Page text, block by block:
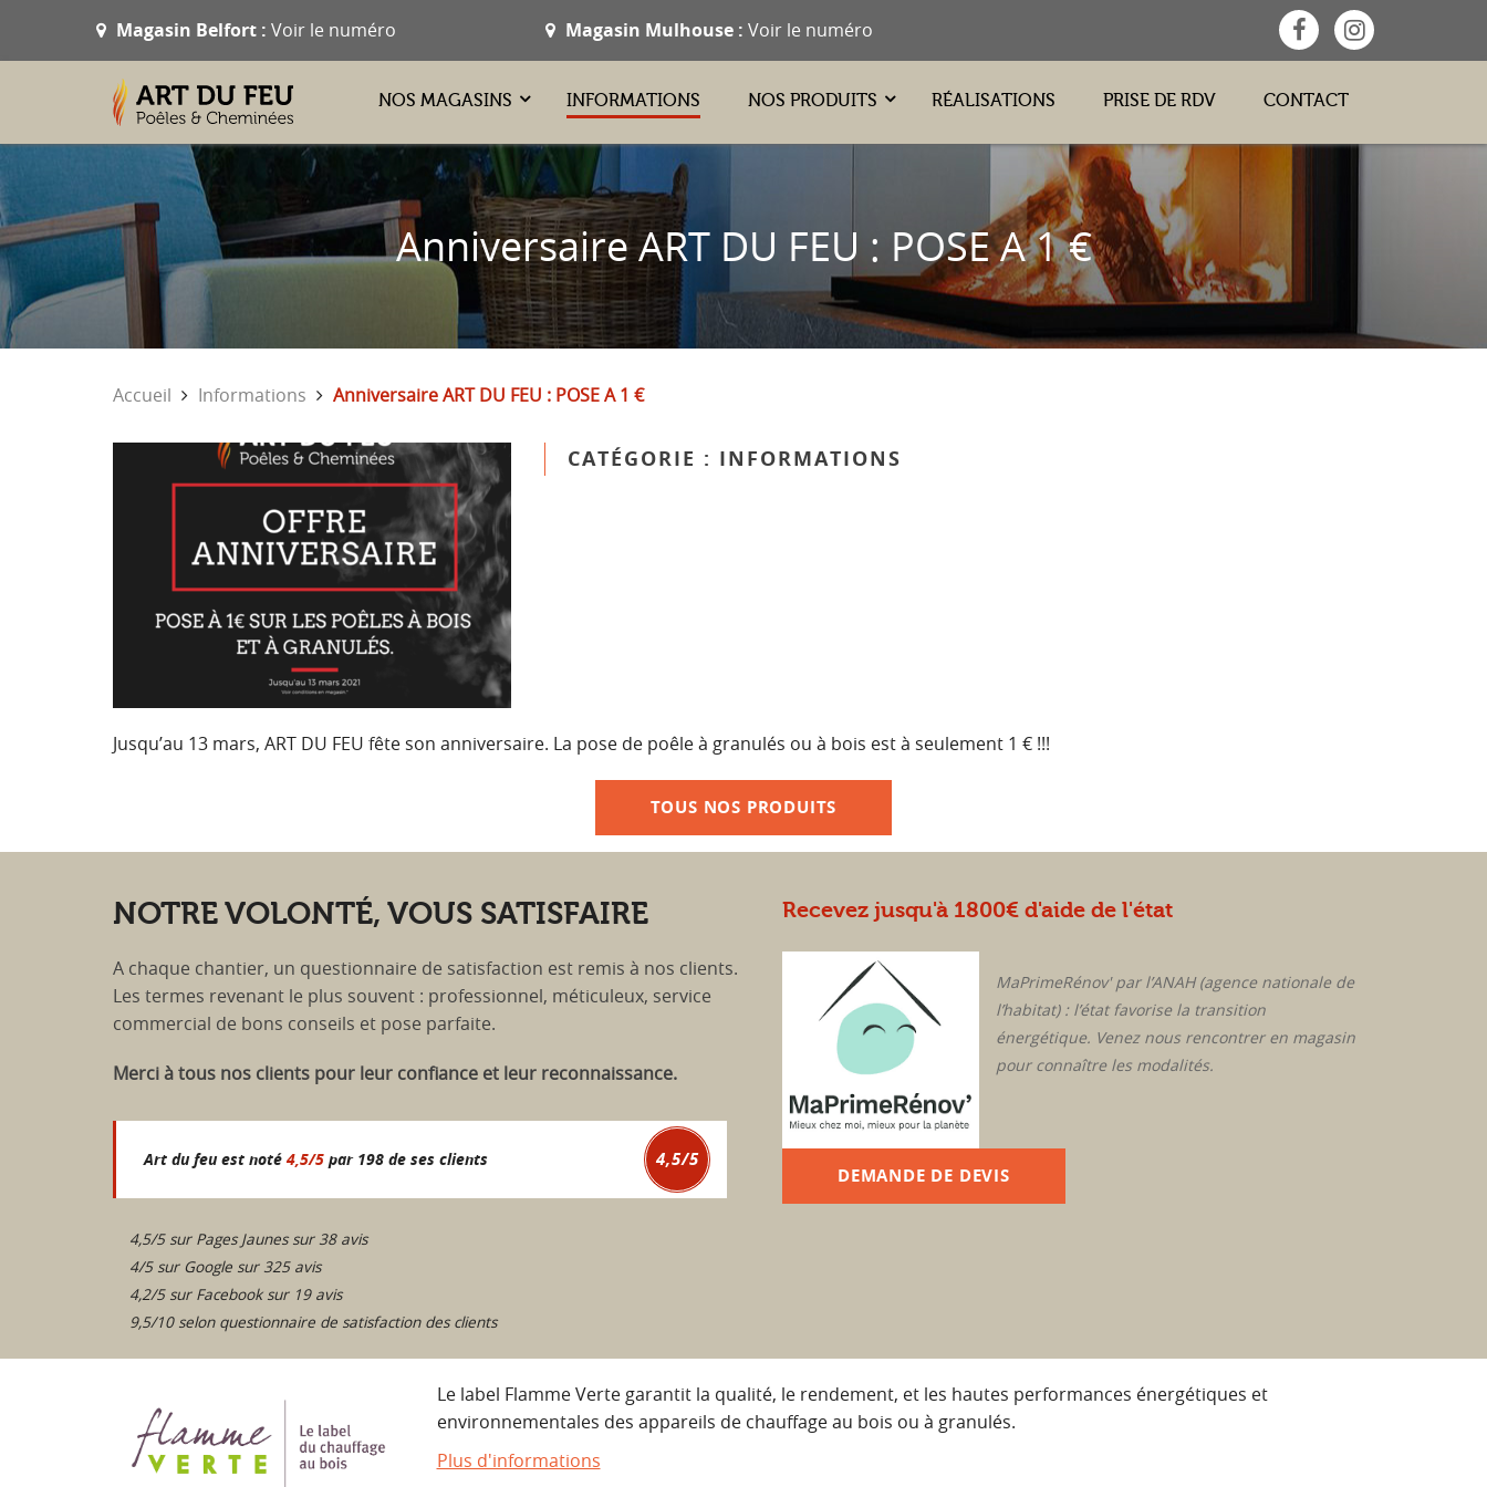
Magasin Belfort : Voir le numéro Magasin Mulhouse :Voir le numéro
NOS MAGASINS INFORMATIONS NOS PRODUITS RÉALISATIONS PRISE DE RDV CONTACT
Anniversaire ART DU FEU : POSE A 1 €
Accueil Informations Anniversaire ART DU FEU : POSE A 1 €
CATÉGORIE : INFORMATIONS
Jusqu’au 13 mars, ART DU FEU fête son anniversaire. La pose de poêle à granulés ou à bois est à seulement 1 € !!!
TOUS NOS PRODUITS
NOTRE VOLONTÉ, VOUS SATISFAIRE
A chaque chantier, un questionnaire de satisfaction est remis à nos clients.
Les termes revenant le plus souvent : professionnel, méticuleux, service
commercial de bons conseils et pose parfaite.
Merci à tous nos clients pour leur confiance et leur reconnaissance.
Art du feu est noté 4,5/5 par 198 de ses clients 4,5/5
4,5/5 sur Pages Jaunes sur 38 avis
4/5 sur Google sur 325 avis
4,2/5 sur Facebook sur 19 avis
9,5/10 selon questionnaire de satisfaction des clients
Recevez jusqu'à 1800€ d'aide de l'état
MaPrimeRénov' par l’ANAH (agence nationale de
l’habitat) : l’état favorise la transition
énergétique. Venez nous rencontrer en magasin
pour connaître les modalités.
DEMANDE DE DEVIS
Le label Flamme Verte garantit la qualité, le rendement, et les hautes performances énergétiques et
environnementales des appareils de chauffage au bois ou à granulés.
Plus d'informations